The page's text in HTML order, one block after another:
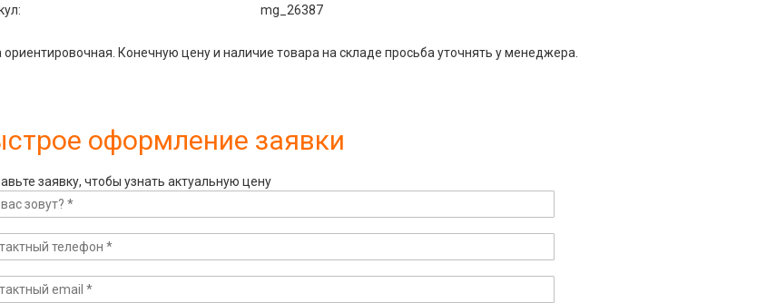
: mg_26387
Конечную цену и наличие товара на складе просьба уточнять у менеджера.
оформление заявки
заявку, чтобы узнать актуальную цену